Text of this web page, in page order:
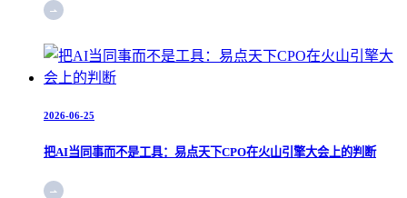
2026-06-25
把AI当同事而不是工具：易点天下CPO在火山引擎大会上的判断